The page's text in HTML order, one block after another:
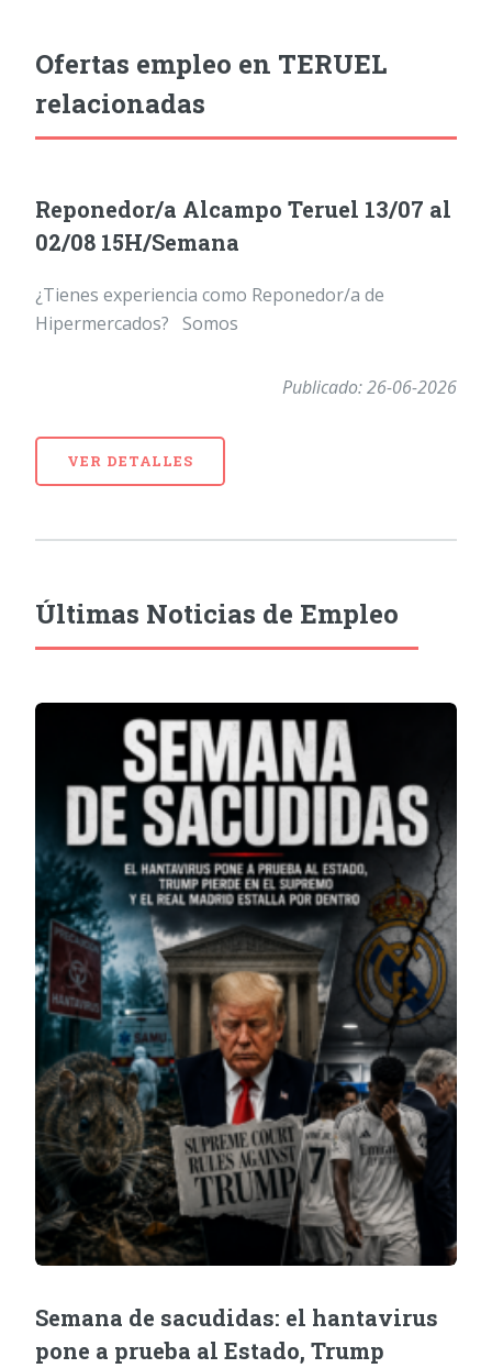
Ofertas empleo en TERUEL
relacionadas
Reponedor/a Alcampo Teruel 13/07 al
02/08 15H/Semana
¿Tienes experiencia como Reponedor/a de
Hipermercados? Somos
Publicado: 26-06-2026
VER DETALLES
Últimas Noticias de Empleo
Semana de sacudidas: el hantavirus
pone a prueba al Estado, Trump